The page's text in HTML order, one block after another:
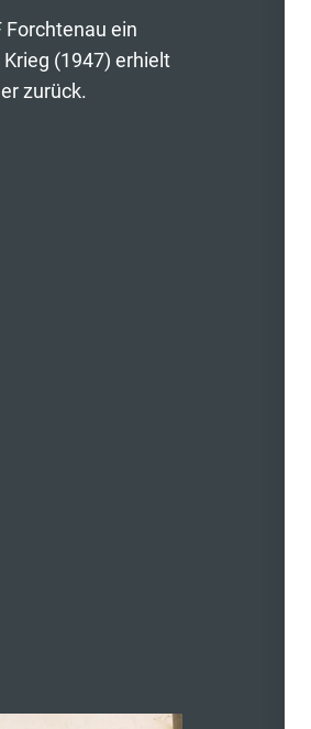
Forchtenau ein
(1947) erhielt
zurück.